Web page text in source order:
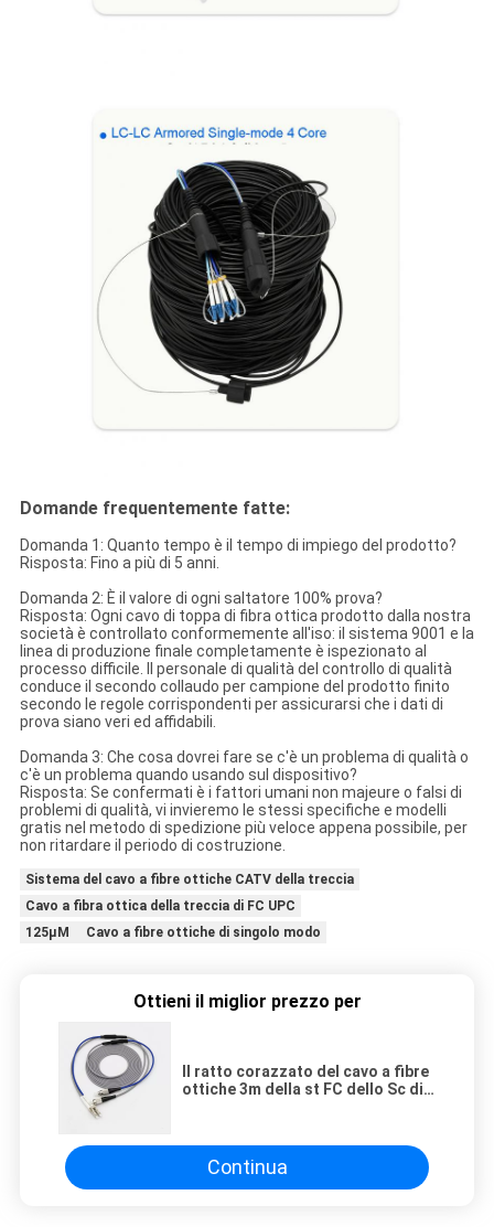
Domande frequentemente fatte:
Domanda 1: Quanto tempo è il tempo di impiego del prodotto?
Risposta: Fino a più di 5 anni.
Domanda 2: È il valore di ogni saltatore 100% prova?
Risposta: Ogni cavo di toppa di fibra ottica prodotto dalla nostra
società è controllato conformemente all'iso: il sistema 9001 e la
linea di produzione finale completamente è ispezionato al
processo difficile. Il personale di qualità del controllo di qualità
conduce il secondo collaudo per campione del prodotto finito
secondo le regole corrispondenti per assicurarsi che i dati di
prova siano veri ed affidabili.
Domanda 3: Che cosa dovrei fare se c'è un problema di qualità o
c'è un problema quando usando sul dispositivo?
Risposta: Se confermati è i fattori umani non majeure o falsi di
problemi di qualità, vi invieremo le stessi specifiche e modelli
gratis nel metodo di spedizione più veloce appena possibile, per
non ritardare il periodo di costruzione.
Sistema del cavo a fibre ottiche CATV della treccia
Cavo a fibra ottica della treccia di FC UPC
125µM Cavo a fibre ottiche di singolo modo
Ottieni il miglior prezzo per
Il ratto corazzato del cavo a fibre
ottiche 3m della st FC dello Sc di
Continua